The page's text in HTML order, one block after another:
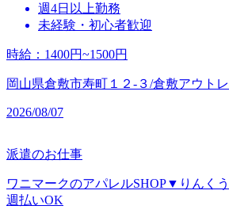
週4日以上勤務
未経験・初心者歓迎
時給 ： 1400円~1500円
岡山県倉敷市寿町１２‐３/倉敷アウト
2026/08/07
派遣のお仕事
ワニマークのアパレルSHOP▼りんく
週払いOK